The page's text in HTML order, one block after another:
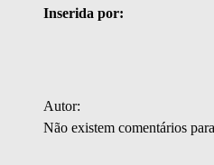
Inserida por:
Autor:
Não existem comentários